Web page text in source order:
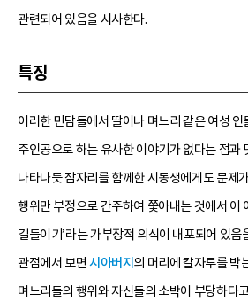
관련되어 있음을 시사한다.
특징
이러한 민담들에서 딸이나 며느리 같은 여성
주인공으로 하는 유사한 이야기가 없다는 점과
나타나듯 잠자리를 함께한 시동생에게도 문제
행위만 부정으로 간주하여 쫓아내는 것에서 이
길들이기’라는 가부장적 의식이 내포되어 있음
관점에서 보면 시아버지 의 머리에 칼자루를 박
며느리들의 행위와 자신들의 소박이 부당하다